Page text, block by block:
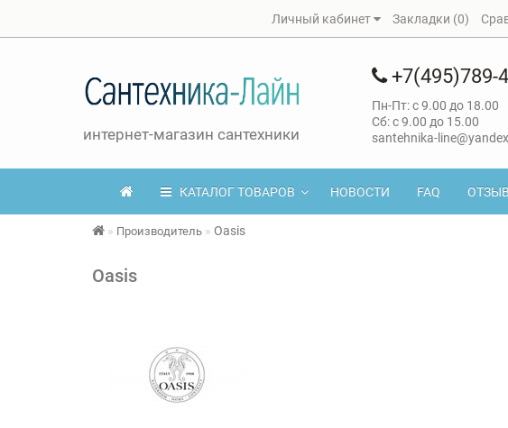
Личный кабинет Закладки (0)
интернет-магазин сантехники
+7(495)789-
Пн-Пт: с 9.00 до 18.00
Сб: с 9.00 до 15.00
santehnika-
КАТАЛОГ ТОВАРОВ НОВОСТИ FAQ
Производитель Oasis
Oasis